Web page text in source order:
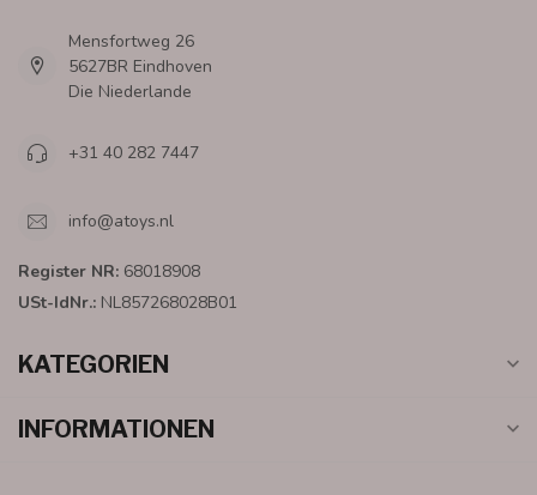
Mensfortweg 26
5627BR Eindhoven
Die Niederlande
+31 40 282 7447
info@atoys.nl
Register NR: 68018908
USt-IdNr.: NL857268028B01
KATEGORIEN
INFORMATIONEN